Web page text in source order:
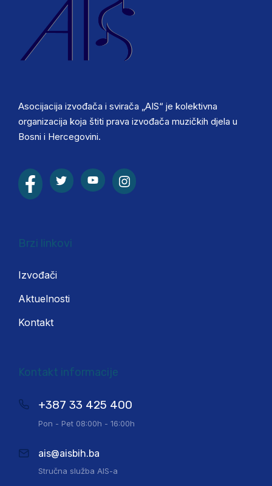
Asocijacija izvođača i svirača „AIS“ je kolektivna
organizacija koja štiti prava izvođača muzičkih djela u
Bosni i Hercegovini.
Brzi linkovi
Izvođači
Aktuelnosti
Kontakt
Kontakt informacije
+387 33 425 400
Pon - Pet 08:00h - 16:00h
ais@aisbih.ba
Stručna služba AIS-a